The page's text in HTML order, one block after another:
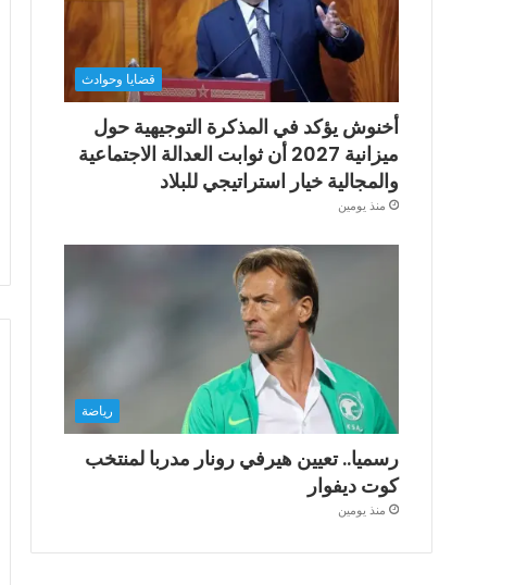
قضايا وحوادث
أخنوش يؤكد في المذكرة التوجيهية حول
ميزانية 2027 أن ثوابت العدالة الاجتماعية
والمجالية خيار استراتيجي للبلاد
منذ يومين
رياضة
رسميا.. تعيين هيرفي رونار مدربا لمنتخب
كوت ديفوار
منذ يومين